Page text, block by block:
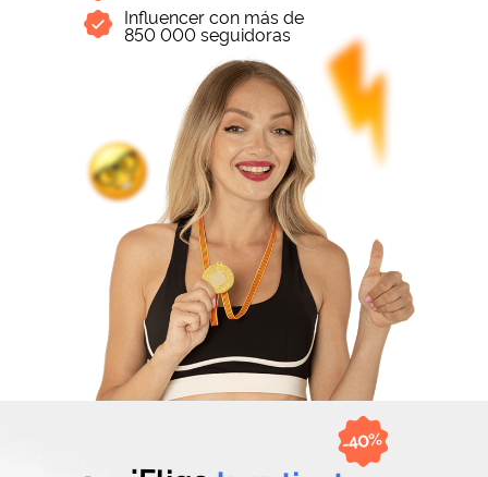
Influencer con más de
850 000 seguidoras